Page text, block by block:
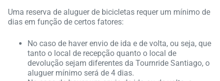
Uma reserva de aluguer de bicicletas requer um mínimo de
dias em função de certos fatores:
No caso de haver envio de ida e de volta, ou seja, que
tanto o local de recepção quanto o local de
devolução sejam diferentes da Tournride Santiago, o
aluguer mínimo será de 4 dias.